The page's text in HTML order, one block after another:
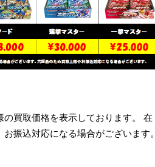
買取価格を表示しております。 在
振込対応になる場合がございます。